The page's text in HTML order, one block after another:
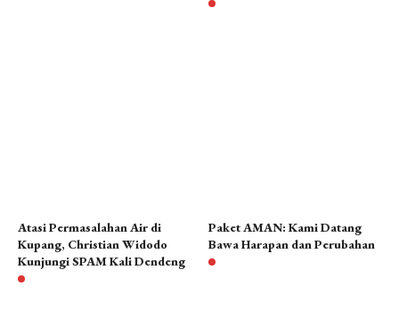
Atasi Permasalahan Air di
Kupang, Christian Widodo
Kunjungi SPAM Kali Dendeng
Paket AMAN: Kami Datang
Bawa Harapan dan Perubahan